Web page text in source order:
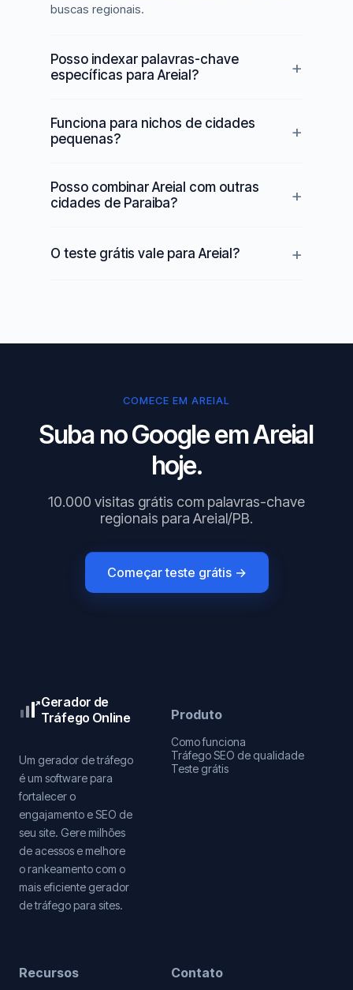
buscas regionais.
Posso indexar palavras-chave
específicas para Areial?
Funciona para nichos de cidades
pequenas?
Posso combinar Areial com outras
cidades de Paraiba?
O teste grátis vale para Areial?
COMECE EM AREIAL
Suba no Google em Areial
hoje.
10.000 visitas grátis com palavras-chave
regionais para Areial/PB.
Começar teste grátis →
Gerador de
Tráfego Online
Um gerador de tráfego
é um software para
fortalecer o
engajamento e SEO de
seu site. Gere milhões
de acessos e melhore
o rankeamento com o
mais eficiente gerador
de tráfego para sites.
Produto
Como funciona
Tráfego SEO de qualidade
Teste grátis
Recursos Contato